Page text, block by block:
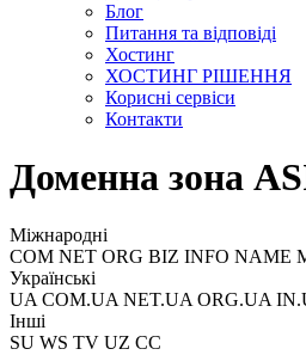
Блог
Питання та відповіді
Хостинг
ХОСТИНГ РІШЕННЯ
Корисні сервіси
Контакти
Доменна зона
Міжнародні
COM NET ORG BIZ INFO NAME
Українські
UA COM.UA NET.UA ORG.UA
Інші
SU WS TV UZ CC